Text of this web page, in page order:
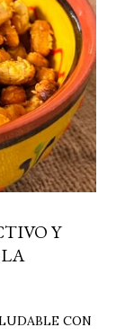
Y
CON